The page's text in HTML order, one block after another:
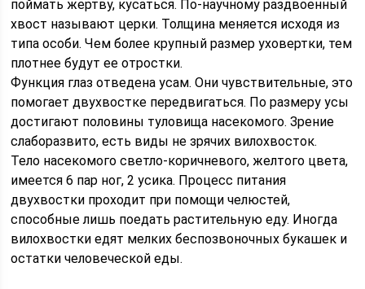
поймать жертву, кусаться. По-научному раздвоенный
хвост называют церки. Толщина меняется исходя из
типа особи. Чем более крупный размер уховертки, тем
плотнее будут ее отростки.
Функция глаз отведена усам. Они чувствительные, это
помогает двухвостке передвигаться. По размеру усы
достигают половины туловища насекомого. Зрение
слаборазвито, есть виды не зрячих вилохвосток.
Тело насекомого светло-коричневого, желтого цвета,
имеется 6 пар ног, 2 усика. Процесс питания
двухвостки проходит при помощи челюстей,
способные лишь поедать растительную еду. Иногда
вилохвостки едят мелких беспозвоночных букашек и
остатки человеческой еды.